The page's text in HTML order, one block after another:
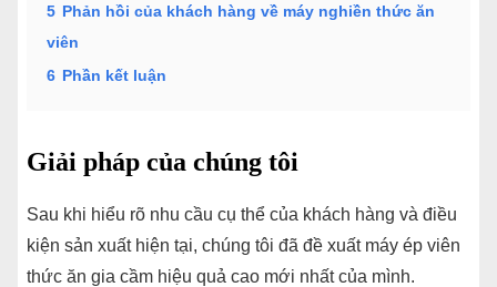
5 Phản hồi của khách hàng về máy nghiền thức ăn
viên
6 Phần kết luận
Giải pháp của chúng tôi
Sau khi hiểu rõ nhu cầu cụ thể của khách hàng và điều
kiện sản xuất hiện tại, chúng tôi đã đề xuất máy ép viên
thức ăn gia cầm hiệu quả cao mới nhất của mình.